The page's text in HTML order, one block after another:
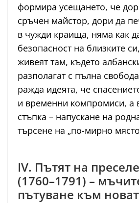
формира усещането, че
сръчен майстор, дори да
в чужди краища, няма как
безопасност на близките
живеят там, където
разполагат с пълна
ражда идеята, че
и временни компромиси, а
стъпка – напускане на
търсене на „по-мирно
IV. Пътят на
(1760–1791) –
пътуване към